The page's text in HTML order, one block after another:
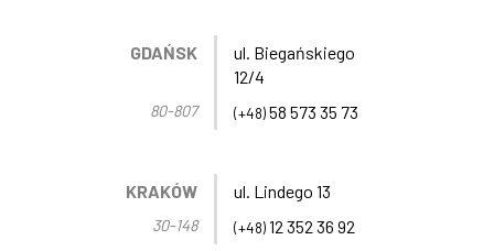
GDAŃSK
80-807
ul. Biegańskiego
12/4
(+48)58 573 35 73
KRAKÓW
30-148
ul. Lindego 13
(+48)12 352 36 92